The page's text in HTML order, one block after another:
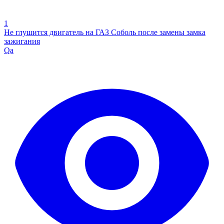
1
Не глушится двигатель на ГАЗ Соболь после замены замка
зажигания
Qa